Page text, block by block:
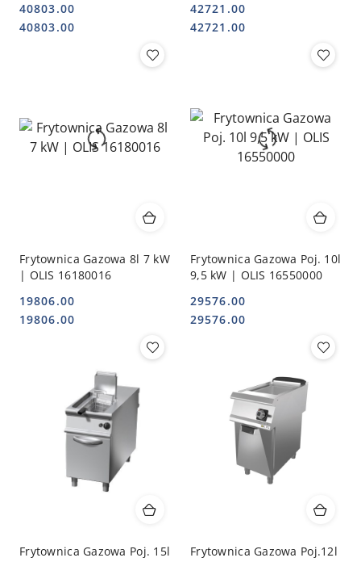
Cena:
40803.00
Cena:
40803.00 Cena:
42721.00
Cena:
42721.00
Frytownica Gazowa 8l 7 kW
| OLIS 16180016
Cena:
19806.00
Cena:
19806.00
Frytownica Gazowa Poj. 10l
9,5 kW | OLIS 16550000
Cena:
29576.00
Cena:
29576.00
Frytownica Gazowa Poj. 15l
Frytownica Gazowa Poj.12l